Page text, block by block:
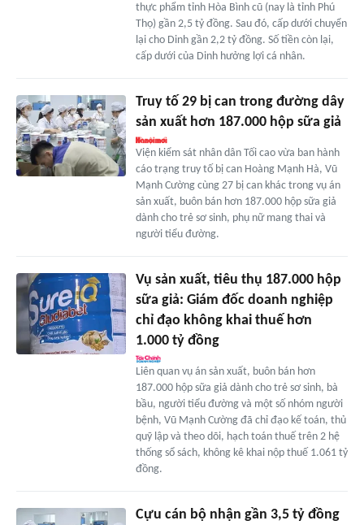
thực phẩm tỉnh Hòa Bình cũ (nay là tỉnh Phú
Thọ) gần 2,5 tỷ đồng. Sau đó, cấp dưới chuyển
lại cho Dinh gần 2,2 tỷ đồng. Số tiền còn lại,
cấp dưới của Dinh hưởng lợi cá nhân.
Truy tố 29 bị can trong đường dây
sản xuất hơn 187.000 hộp sữa giả
Viện kiểm sát nhân dân Tối cao vừa ban hành
cáo trạng truy tố bị can Hoàng Mạnh Hà, Vũ
Mạnh Cường cùng 27 bị can khác trong vụ án
sản xuất, buôn bán hơn 187.000 hộp sữa giả
dành cho trẻ sơ sinh, phụ nữ mang thai và
người tiểu đường.
Vụ sản xuất, tiêu thụ 187.000 hộp
sữa giả: Giám đốc doanh nghiệp
chỉ đạo không khai thuế hơn
1.000 tỷ đồng
Liên quan vụ án sản xuất, buôn bán hơn
187.000 hộp sữa giả dành cho trẻ sơ sinh, bà
bầu, người tiểu đường và một số nhóm người
bệnh, Vũ Mạnh Cường đã chỉ đạo kế toán, thủ
quỹ lập và theo dõi, hạch toán thuế trên 2 hệ
thống sổ sách, không kê khai nộp thuế 1.061 tỷ
đồng.
Cựu cán bộ nhận gần 3,5 tỷ đồng